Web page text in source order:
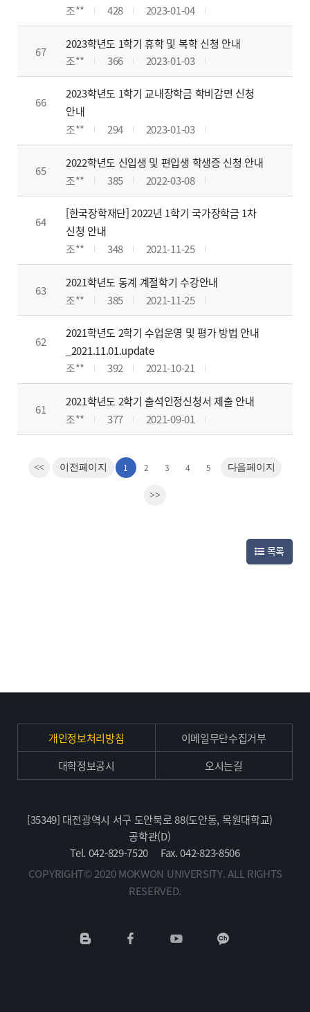
조**
428 2023-01-04
67
2023학년도 1학기 휴학 및 복학 신청 안내
조**
366 2023-01-03
66
2023학년도 1학기 교내장학금 학비감면 신청
안내
조**
294 2023-01-03
65
2022학년도 신입생 및 편입생 학생증 신청 안내
조**
385 2022-03-08
64
[한국장학재단] 2022년 1학기 국가장학금 1차
신청 안내
조**
348 2021-11-25
63
2021학년도 동계 계절학기 수강안내
조**
385 2021-11-25
62
2021학년도 2학기 수업운영 및 평가 방법 안내
_2021.11.01.update
조**
392 2021-10-21
61
2021학년도 2학기 출석인정신청서 제출 안내
조**
377 2021-09-01
<< 이전페이지 1 2 3 4 5 다음페이지
>>
목록
개인정보처리방침
이메일무단수집거부
대학정보공시
오시는길
[35349] 대전광역시 서구 도안북로 88(도안동, 목원대학교)
공학관(D)
Tel. 042-829-7520
Fax. 042-823-8506
COPYRIGHT© 2020 MOKWON UNIVERSITY. ALL RIGHTS
RESERVED.